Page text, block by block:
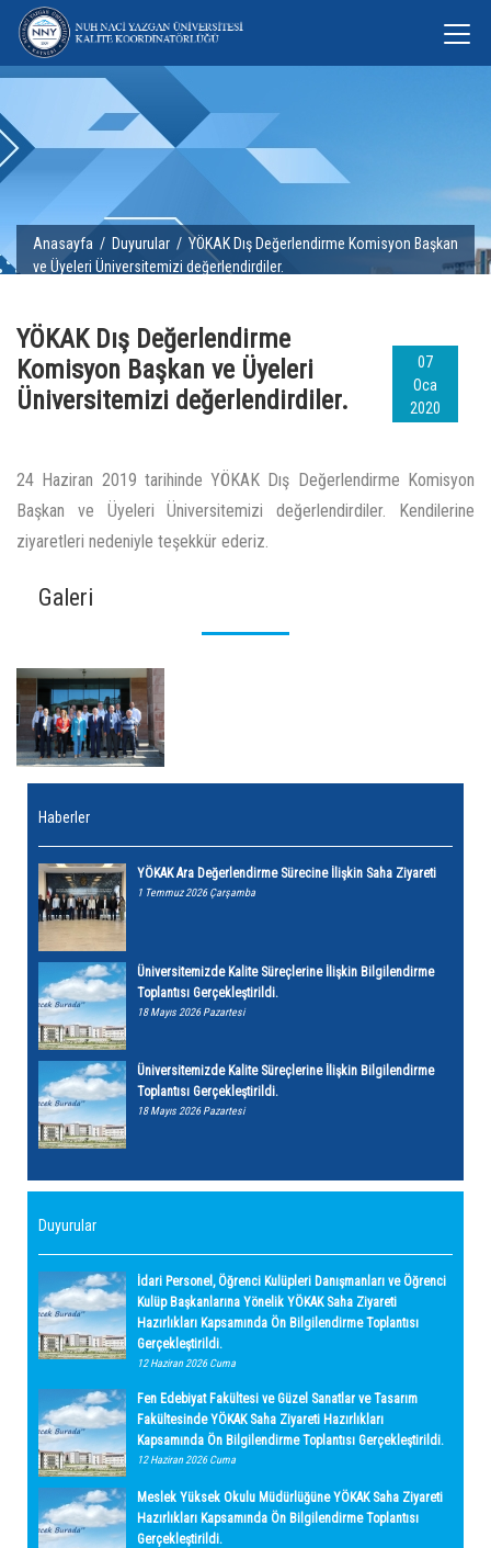
Anasayfa / Duyurular / YÖKAK Dış Değerlendirme Komisyon Başkan
ve Üyeleri Üniversitemizi değerlendirdiler.
07
Oca
2020
YÖKAK Dış Değerlendirme
Komisyon Başkan ve Üyeleri
Üniversitemizi değerlendirdiler.
24 Haziran 2019 tarihinde YÖKAK Dış Değerlendirme Komisyon
Başkan ve Üyeleri Üniversitemizi değerlendirdiler. Kendilerine
ziyaretleri nedeniyle teşekkür ederiz.
Galeri
Haberler
YÖKAK Ara Değerlendirme Sürecine İlişkin Saha Ziyareti
1 Temmuz 2026 Çarşamba
Üniversitemizde Kalite Süreçlerine İlişkin Bilgilendirme
Toplantısı Gerçekleştirildi.
18 Mayıs 2026 Pazartesi
Üniversitemizde Kalite Süreçlerine İlişkin Bilgilendirme
Toplantısı Gerçekleştirildi.
18 Mayıs 2026 Pazartesi
Duyurular
İdari Personel, Öğrenci Kulüpleri Danışmanları ve Öğrenci
Kulüp Başkanlarına Yönelik YÖKAK Saha Ziyareti
Hazırlıkları Kapsamında Ön Bilgilendirme Toplantısı
Gerçekleştirildi.
12 Haziran 2026 Cuma
Fen Edebiyat Fakültesi ve Güzel Sanatlar ve Tasarım
Fakültesinde YÖKAK Saha Ziyareti Hazırlıkları
Kapsamında Ön Bilgilendirme Toplantısı Gerçekleştirildi.
12 Haziran 2026 Cuma
Meslek Yüksek Okulu Müdürlüğüne YÖKAK Saha Ziyareti
Hazırlıkları Kapsamında Ön Bilgilendirme Toplantısı
Gerçekleştirildi.